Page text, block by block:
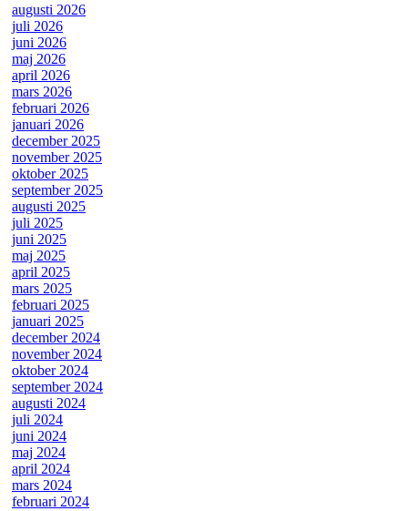
augusti 2026
juli 2026
juni 2026
maj 2026
april 2026
mars 2026
februari 2026
januari 2026
december 2025
november 2025
oktober 2025
september 2025
augusti 2025
juli 2025
juni 2025
maj 2025
april 2025
mars 2025
februari 2025
januari 2025
december 2024
november 2024
oktober 2024
september 2024
augusti 2024
juli 2024
juni 2024
maj 2024
april 2024
mars 2024
februari 2024